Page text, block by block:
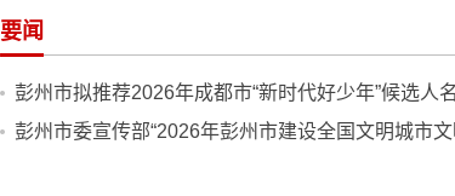
要闻
彭州市拟推荐2026年成都市“新时代好少年”候选人
彭州市委宣传部“2026年彭州市建设全国文明城市